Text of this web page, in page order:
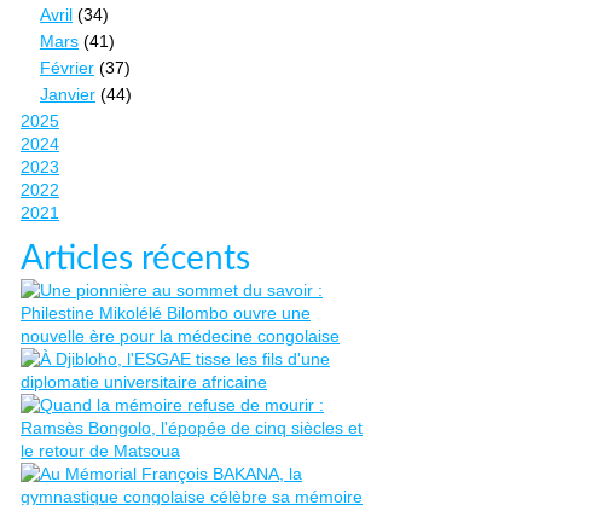
Avril (34)
Mars (41)
Février (37)
Janvier (44)
2025
2024
2023
2022
2021
Articles récents